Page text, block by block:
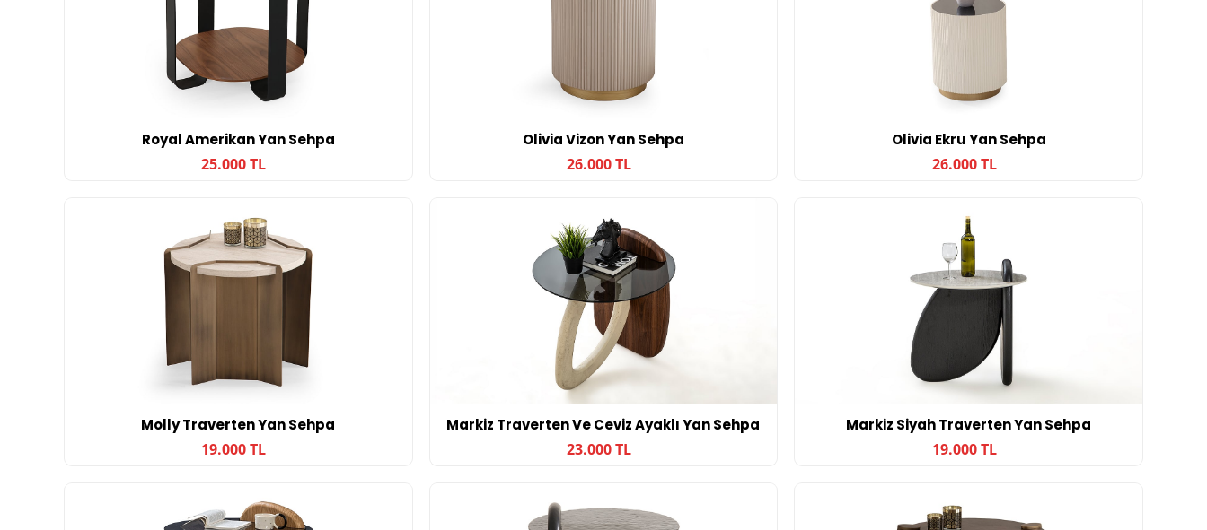
Royal Amerikan Yan Sehpa
25.000 TL
Olivia Vizon Yan Sehpa
26.000 TL
Olivia Ekru Yan Sehpa
26.000 TL
Molly Traverten Yan Sehpa
19.000 TL
Markiz Traverten Ve Ceviz Ayaklı Yan Sehpa
23.000 TL
Markiz Siyah Traverten Yan Sehpa
19.000 TL